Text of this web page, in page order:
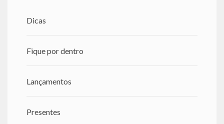
Dicas
Fique por dentro
Lançamentos
Presentes